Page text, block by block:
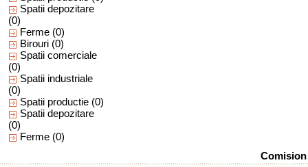
Spatii depozitare
(0)
Ferme (0)
Birouri (0)
Spatii comerciale
(0)
Spatii industriale
(0)
Spatii productie (0)
Spatii depozitare
(0)
Ferme (0)
Comision